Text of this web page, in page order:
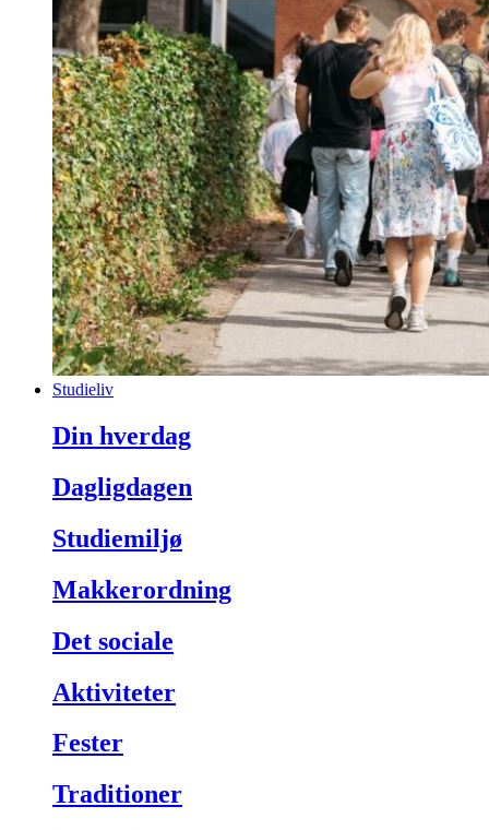
Studieliv
Din hverdag
Dagligdagen
Studiemiljø
Makkerordning
Det sociale
Aktiviteter
Fester
Traditioner